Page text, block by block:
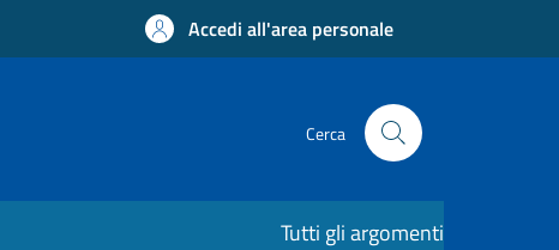
Accedi all'area personale
Cerca
Tutti gli argomenti